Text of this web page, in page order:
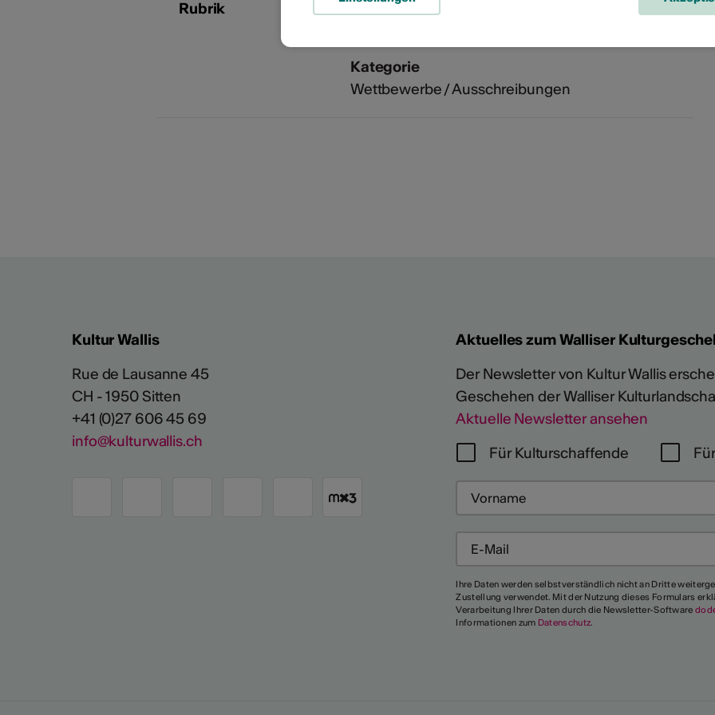
Rubrik
Kulturbereich
Kategorie
Wettbewerbe / Ausschreibungen
Kultur Wallis
Rue de Lausanne 45
CH - 1950 Sitten
+41 (0)27 606 45 69
info@kulturwallis.ch
Aktuelles zum Walliser
Der Newsletter von Kultur Wallis
Geschehen der Walliser
Aktuelle Newsletter ansehen
Für Kulturschaffende
Ihre Daten werden selbstverständlich nicht an Dritte
Zustellung verwendet. Mit der Nutzung dieses Formulars
Verarbeitung Ihrer Daten durch die Newsletter-Software
Informationen zum Datenschutz.